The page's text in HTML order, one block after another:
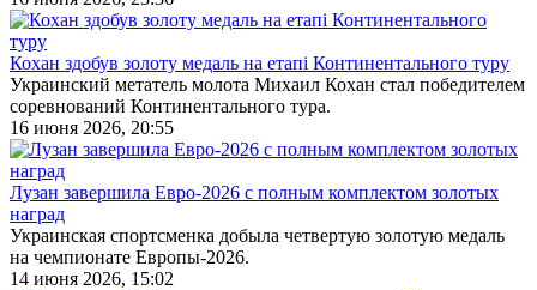
Кохан здобув золоту медаль на етапі Континентального туру
Украинский метатель молота Михаил Кохан стал победителем
соревнований Континентального тура.
16 июня 2026, 20:55
Лузан завершила Евро-2026 с полным комплектом золотых
наград
Украинская спортсменка добыла четвертую золотую медаль
на чемпионате Европы‑2026.
14 июня 2026, 15:02